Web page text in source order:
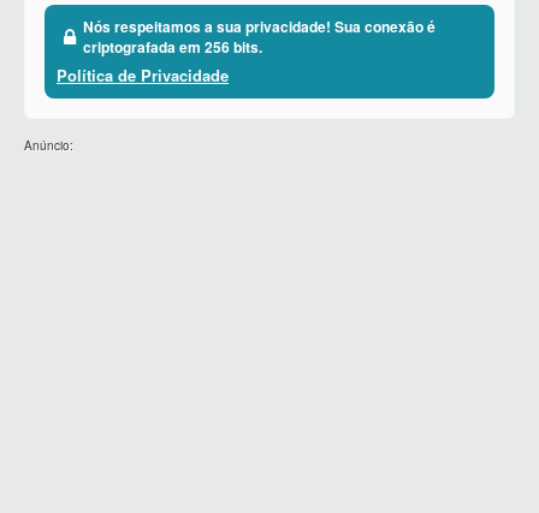
Nós respeitamos a sua privacidade! Sua conexão é
criptografada em 256 bits.
Política de Privacidade
Anúncio: